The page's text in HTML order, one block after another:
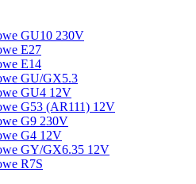
GU10 230V
E27
E14
GU/GX5.3
GU4 12V
G53 (AR111) 12V
G9 230V
G4 12V
GY/GX6.35 12V
R7S